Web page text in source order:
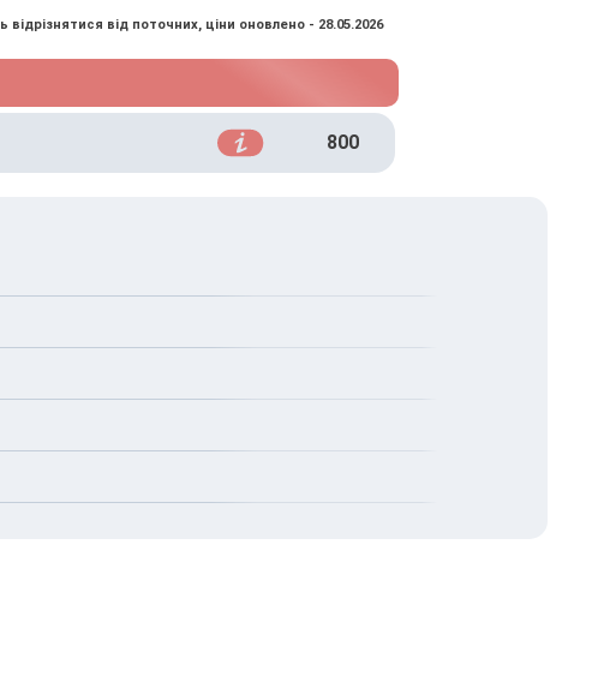
відрізнятися від поточних, ціни оновлено - 28.05.2026
800